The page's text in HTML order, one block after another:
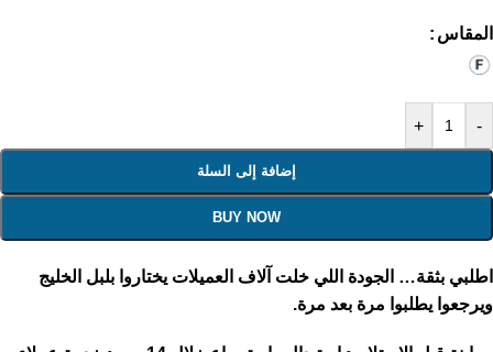
المقاس
-
+
إضافة إلى السلة
BUY NOW
اطلبي بثقة… الجودة اللي خلت آلاف العميلات يختاروا بلبل الخليج
ويرجعوا يطلبوا مرة بعد مرة.